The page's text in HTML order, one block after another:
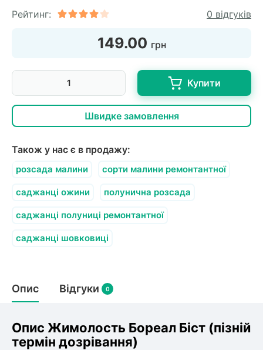
Рейтинг:
0 відгуків
149.00 грн
Купити
Швидке замовлення
Також у нас є в продажу:
розсада малини сорти малини ремонтантної
саджанці ожини полунична розсада
саджанці полуниці ремонтантної
саджанці шовковиці
Опис Відгуки 0
Опис Жимолость Бореал Біст (пізній
термін дозрівання)